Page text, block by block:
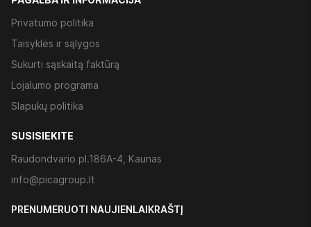
Privatumo politika
Taisyklės ir sąlygos
Sukurti sąskaitą faktūrą
Lojalumo programa
Slapukų politika
SUSISIEKITE
Raudondvario pl.186A-4, Kaunas
info@picagroup.lt
PRENUMERUOTI NAUJIENLAIKRAŠTĮ